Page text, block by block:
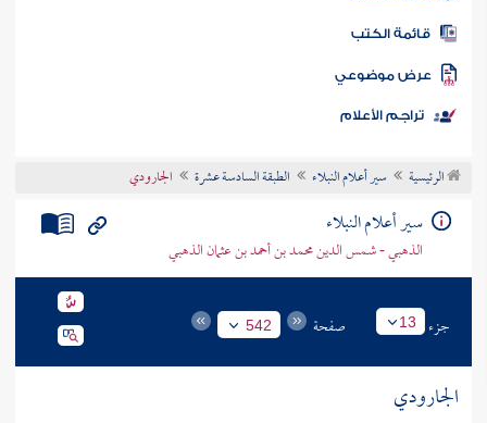
المكتبة
الكتب
موضوعي
تراجم الأعلام
الرئيسية سير أعلام النبلاء الطبقة السادسة عشرة الجارودي
سير أعلام النبلاء
الذهبي - شمس الدين محمد بن أحمد بن عثمان الذهبي
جزء 13 صفحة 542
الجارودي